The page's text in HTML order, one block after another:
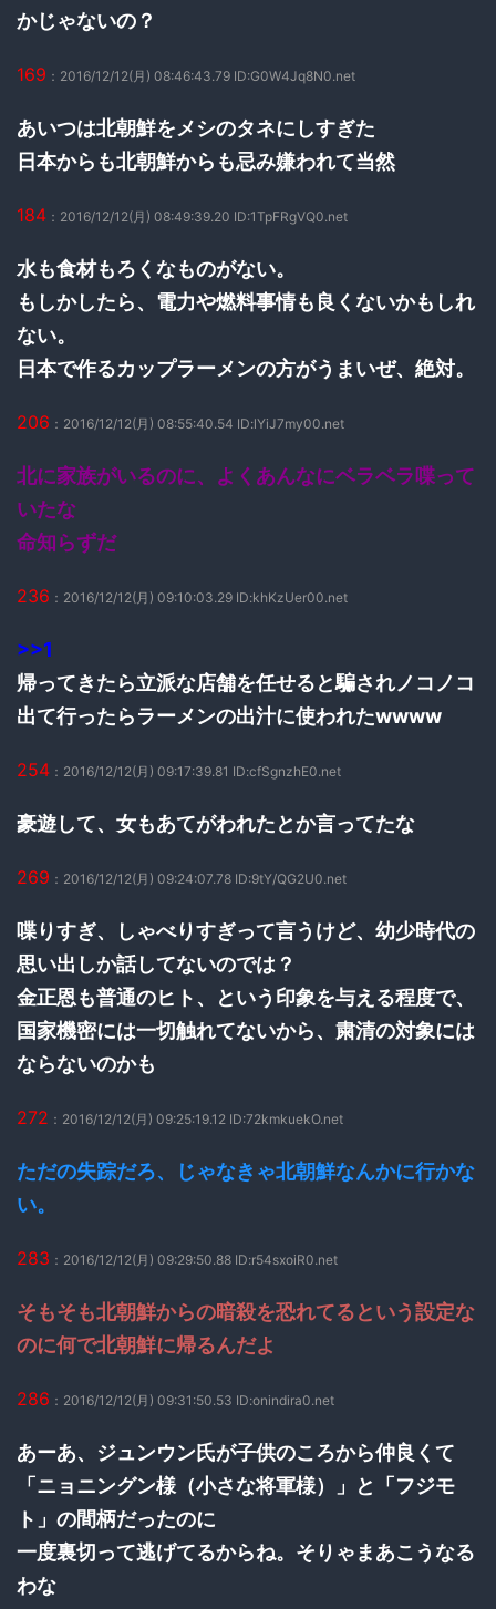
かじゃないの？
169 ：2016/12/12(月) 08:46:43.79 ID:G0W4Jq8N0.net
あいつは北朝鮮をメシのタネにしすぎた
日本からも北朝鮮からも忌み嫌われて当然
184 ：2016/12/12(月) 08:49:39.20 ID:1TpFRgVQ0.net
水も食材もろくなものがない。
もしかしたら、電力や燃料事情も良くないかもしれ
ない。
日本で作るカップラーメンの方がうまいぜ、絶対。
206 ：2016/12/12(月) 08:55:40.54 ID:lYiJ7my00.net
北に家族がいるのに、よくあんなにベラベラ喋って
いたな
命知らずだ
236 ：2016/12/12(月) 09:10:03.29 ID:khKzUer00.net
>>1
帰ってきたら立派な店舗を任せると騙されノコノコ
出て行ったらラーメンの出汁に使われたwwww
254 ：2016/12/12(月) 09:17:39.81 ID:cfSgnzhE0.net
豪遊して、女もあてがわれたとか言ってたな
269 ：2016/12/12(月) 09:24:07.78 ID:9tY/QG2U0.net
喋りすぎ、しゃべりすぎって言うけど、幼少時代の
思い出しか話してないのでは？
金正恩も普通のヒト、という印象を与える程度で、
国家機密には一切触れてないから、粛清の対象には
ならないのかも
272 ：2016/12/12(月) 09:25:19.12 ID:72kmkuekO.net
ただの失踪だろ、じゃなきゃ北朝鮮なんかに行かな
い。
283 ：2016/12/12(月) 09:29:50.88 ID:r54sxoiR0.net
そもそも北朝鮮からの暗殺を恐れてるという設定な
のに何で北朝鮮に帰るんだよ
286 ：2016/12/12(月) 09:31:50.53 ID:onindira0.net
あーあ、ジュンウン氏が子供のころから仲良くて
「ニョニングン様（小さな将軍様）」と「フジモ
ト」の間柄だったのに
一度裏切って逃げてるからね。そりゃまあこうなる
わな